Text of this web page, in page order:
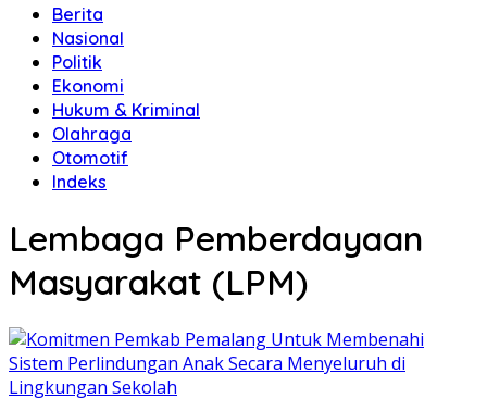
Berita
Nasional
Politik
Ekonomi
Hukum & Kriminal
Olahraga
Otomotif
Indeks
Lembaga Pemberdayaan
Masyarakat (LPM)